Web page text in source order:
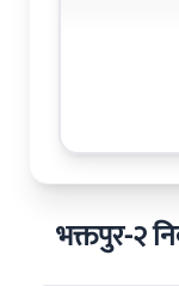
भक्तपुर-२